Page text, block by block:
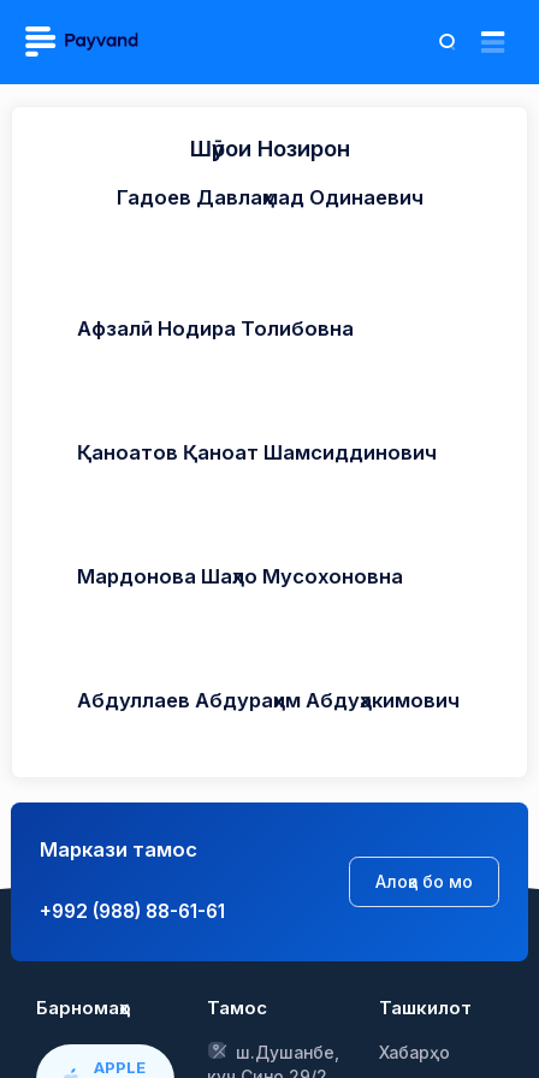
Шӯрои Нозирон
Гадоев Давлаҳмад Одинаевич
Афзалӣ Нодира Толибовна
Қаноатов Қаноат Шамсиддинович
Мардонова Шаҳло Мусохоновна
Абдуллаев Абдураҳим Абдуҳакимович
Маркази тамос
+992 (988) 88-61-61
Алоқа бо мо
Барномаҳо
APPLE
Тамос
ш.Душанбе,
Ташкилот
Хабарҳо